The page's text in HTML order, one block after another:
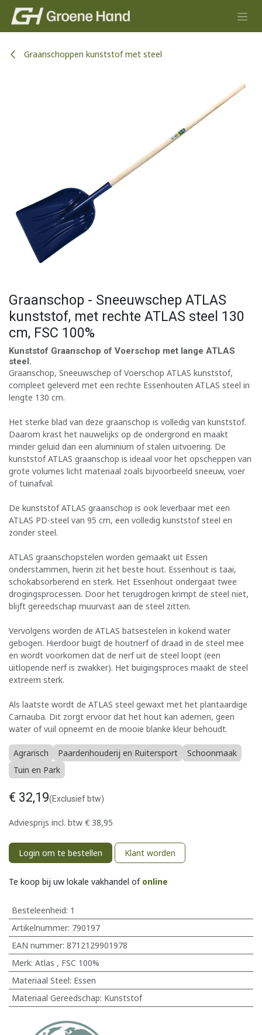
Overslaan naar inhoud
Graanschoppen kunststof met steel
Graanschop - Sneeuwschep ATLAS
kunststof, met rechte ATLAS steel 130
cm, FSC 100%
Kunststof Graanschop of Voerschop met lange ATLAS
steel.
Graanschop, Sneeuwschep of Voerschop ATLAS kunststof,
compleet geleverd met een rechte Essenhouten ATLAS steel in
lengte 130 cm.
Het sterke blad van deze graanschop is volledig van kunststof.
Daarom krast het nauwelijks op de ondergrond en maakt
minder geluid dan een aluminium of stalen uitvoering. De
kunststof ATLAS graanschop is ideaal voor het opscheppen van
grote volumes licht materiaal zoals bijvoorbeeld sneeuw, voer
of tuinafval.
De kunststof ATLAS graanschop is ook leverbaar met een
ATLAS PD-steel van 95 cm, een volledig kunststof steel en
zonder steel.
ATLAS graanschopstelen worden gemaakt uit Essen
onderstammen, hierin zit het beste hout. Essenhout is taai,
schokabsorberend en sterk. Het Essenhout ondergaat twee
drogingsprocessen. Door het terugdrogen krimpt de steel niet,
blijft gereedschap muurvast aan de steel zitten.
Vervolgens worden de ATLAS batsestelen in kokend water
gebogen. Hierdoor buigt de houtnerf of draad in de steel mee
en wordt voorkomen dat de nerf uit de steel loopt (een
uitlopende nerf is zwakker). Het buigingsproces maakt de steel
extreem sterk.
Als laatste wordt de ATLAS steel gewaxt met het plantaardige
Carnauba. Dit zorgt ervoor dat het hout kan ademen, geen
water of vuil opneemt en de mooie blanke kleur behoudt.
Agrarisch Paardenhouderij en Ruitersport
Schoonmaak
Tuin en Park
€ 32,19(Exclusief btw)
Adviesprijs incl. btw € 38,95
Login om te bestellen Klant worden
Te koop bij uw lokale vakhandel of online
Besteleenheid: 1
Artikelnummer: 790197
EAN nummer: 8712129901978
Merk: Atlas , FSC 100%
Materiaal Steel: Essen
Materiaal Gereedschap: Kunststof